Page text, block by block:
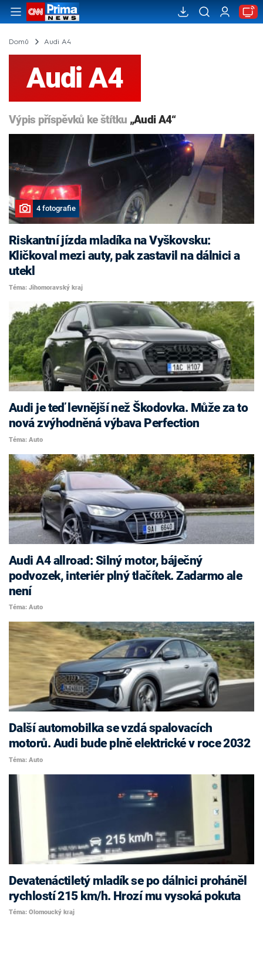
Domů Audi A4
Audi A4
Výpis příspěvků ke štítku „Audi A4“
4 fotografie
Riskantní jízda mladíka na Vyškovsku:
Kličkoval mezi auty, pak zastavil na dálnici a
utekl
Téma: Jihomoravský kraj
Audi je teď levnější než Škodovka. Může za to
nová zvýhodněná výbava Perfection
Téma: Auto
Audi A4 allroad: Silný motor, báječný
podvozek, interiér plný tlačítek. Zadarmo ale
není
Téma: Auto
Další automobilka se vzdá spalovacích
motorů. Audi bude plně elektrické v roce 2032
Téma: Auto
Devatenáctiletý mladík se po dálnici proháněl
rychlostí 215 km/h. Hrozí mu vysoká pokuta
Téma: Olomoucký kraj